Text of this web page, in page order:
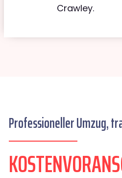
Crawley.
Professioneller Umzug,